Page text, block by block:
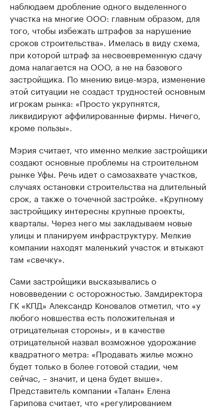
наблюдаем дробление одного выделенного
участка на многие ООО: главным образом, для
того, чтобы избежать штрафов за нарушение
сроков строительства». Имелась в виду схема,
при которой штраф за несвоевременную сдачу
дома налагается на ООО, а не на базового
застройщика. По мнению вице-мэра, изменение
этой ситуации не создаст трудностей основным
игрокам рынка: «Просто укрупнятся,
ликвидируют аффилированные фирмы. Ничего,
кроме пользы».
Мэрия считает, что именно мелкие застройщики
создают основные проблемы на строительном
рынке Уфы. Речь идет о самозахвате участков,
случаях остановки строительства на длительный
срок, а также о точечной застройке. «Крупному
застройщику интересны крупные проекты,
кварталы. Через него мы закладываем новые
улицы и планируем инфраструктуру. Мелкие
компании находят маленький участок и втыкают
там «свечку».
Сами застройщики высказывались о
нововведении с осторожностью. Замдиректора
ГК «КПД» Александр Коновалов отметил, что «у
любого новшества есть положительная и
отрицательная стороны», и в качестве
отрицательной назвал возможное удорожание
квадратного метра: «Продавать жилье можно
будет только в более готовой стадии, чем
сейчас, – значит, и цена будет выше».
Представитель компании «Талан» Елена
Гарипова считает, что «регулированием